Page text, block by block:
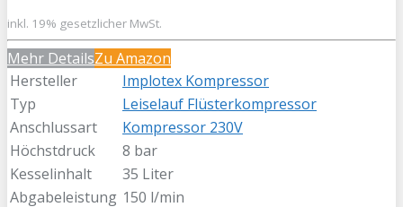
inkl. 19% gesetzlicher MwSt.
Mehr DetailsZu Amazon
Hersteller
Implotex Kompressor
Typ
Leiselauf Flüsterkompressor
Anschlussart
Kompressor 230V
Höchstdruck
8 bar
Kesselinhalt
35 Liter
Abgabeleistung 150 l/min